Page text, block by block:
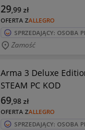
OFERTA ZALLEGRO
29,99zł
SPRZEDAJĄCY: OSOBA
Zamość
Arma 3 Deluxe
STEAM PC KOD
OFERTA ZALLEGRO
69,98zł
SPRZEDAJĄCY: OSOBA